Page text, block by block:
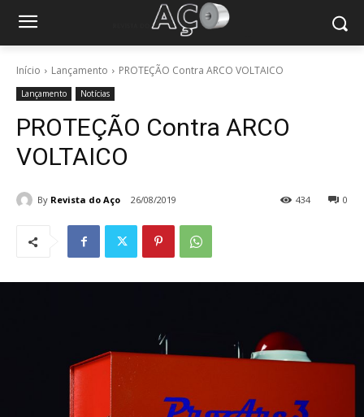
Início Lançamento PROTEÇÃO Contra ARCO VOLTAICO
Lançamento Notícias
PROTEÇÃO Contra ARCO
VOLTAICO
By Revista do Aço 26/08/2019 0
434